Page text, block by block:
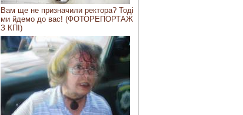
Вам ще не призначили ректора? Тоді
ми йдемо до вас! (ФОТОРЕПОРТАЖ
З КПІ)